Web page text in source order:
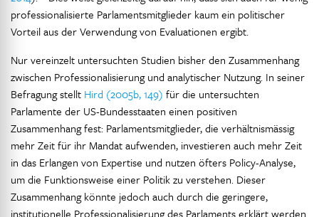
professionalisierte Parlamentsmitglieder kaum ein politischer
Vorteil aus der Verwendung von Evaluationen ergibt.
Nur vereinzelt untersuchten Studien bisher den Zusammenhang
zwischen Professionalisierung und analytischer Nutzung. In seiner
Befragung stellt Hird (2005b, 149) für die untersuchten
Parlamente der US-Bundesstaaten einen positiven
Zusammenhang fest: Parlamentsmitglieder, die verhältnismässig
mehr Zeit für ihr Mandat aufwenden, investieren auch mehr Zeit
in das Erlangen von Expertise und nutzen öfters Policy-Analyse,
um die Funktionsweise einer Politik zu verstehen. Dieser
Zusammenhang könnte jedoch auch durch die geringere,
institutionelle Professionalisierung des Parlaments erklärt werden